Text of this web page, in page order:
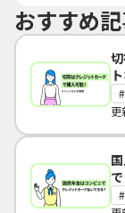
おすすめ
更